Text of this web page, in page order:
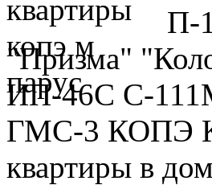
П-
"Призма"
ИП-46С С-
ГМС-3 КОПЭ
квартиры в